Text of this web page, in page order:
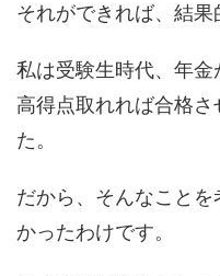
それができれば、結果
私は受験生時代、年
高得点取れれば合格
た。
だから、そんなこと
かったわけです。